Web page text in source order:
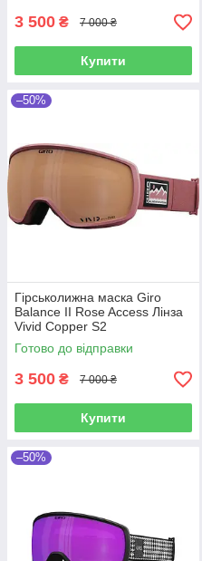
3 500 ₴ 7 000 ₴
Купити
–50%
Гірськолижна маска Giro
Balance II Rose Access Лінза
Vivid Copper S2
Готово до відправки
3 500 ₴ 7 000 ₴
Купити
–50%